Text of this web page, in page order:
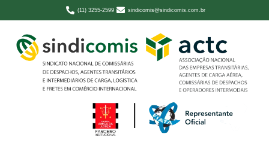
(11) 3255-2599 sindicomis@sindicomis.com.br